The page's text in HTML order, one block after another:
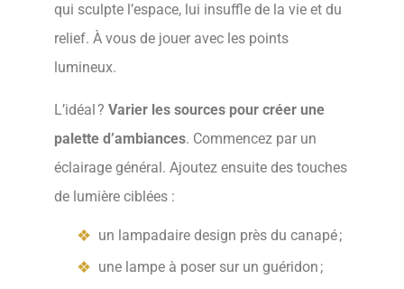
qui sculpte l’espace, lui insuffle de la vie et du
relief. À vous de jouer avec les points
lumineux.
L’idéal ? Varier les sources pour créer une
palette d’ambiances. Commencez par un
éclairage général. Ajoutez ensuite des touches
de lumière ciblées :
un lampadaire design près du canapé ;
une lampe à poser sur un guéridon ;